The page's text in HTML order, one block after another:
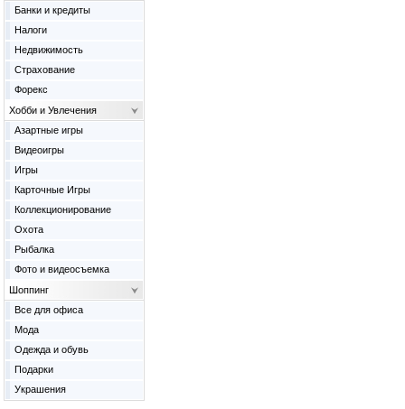
Банки и кредиты
Налоги
Недвижимость
Страхование
Форекс
Хобби и Увлечения
Азартные игры
Видеоигры
Игры
Карточные Игры
Коллекционирование
Охота
Рыбалка
Фото и видеосъемка
Шоппинг
Все для офиса
Мода
Одежда и обувь
Подарки
Украшения